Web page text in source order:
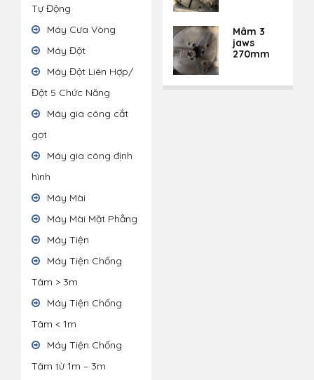
Tự Động
Máy Cưa Vòng
Máy Đột
Máy Đột Liên Hợp/
Đột 5 Chức Năng
Máy gia công cắt
gọt
Máy gia công định
hình
Máy Mài
Máy Mài Mặt Phẳng
Máy Tiện
Máy Tiện Chống
Tâm > 3m
Máy Tiện Chống
Tâm < 1m
Máy Tiện Chống
Tâm từ 1m – 3m
Mâm 3
jaws
270mm